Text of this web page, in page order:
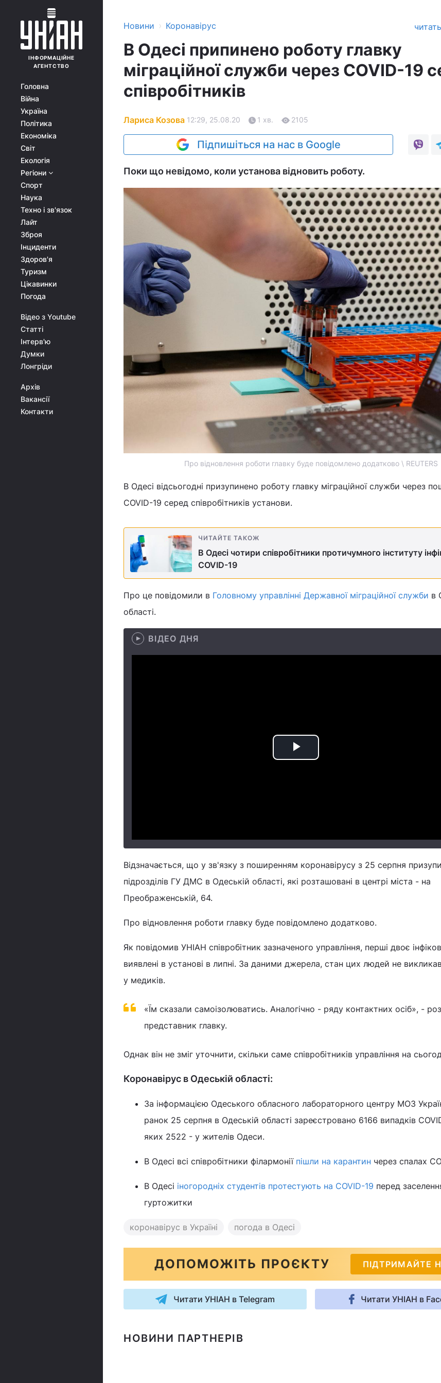
ІНФОРМАЦІЙНЕ
АГЕНТСТВО
Головна
Війна
Україна
Політика
Економіка
Світ
Екологія
Регіони
Спорт
Наука
Техно і зв'язок
Лайт
Зброя
Інциденти
Здоров'я
Туризм
Цікавинки
Погода
Відео з Youtube
Статті
Інтерв'ю
Думки
Лонгріди
Архів
Вакансії
Контакти
Новини › Коронавірус
В Одесі припинено роботу главку
міграційної служби через COVID-19
співробітників
Лариса Козова 12:29, 25.08.20 1 хв. 2105
Підпишіться на нас в Google
Поки що невідомо, коли установа відновить роботу.
Про відновлення роботи главку буде повідомлено додатково \ REUTERS
В Одесі відсьогодні призупинено роботу главку міграційної служби через
COVID-19 серед співробітників установи.
ЧИТАЙТЕ ТАКОЖ
В Одесі чотири співробітники протичумного інституту
COVID-19
Про це повідомили в Головному управлінні Державної міграційної служби в
області.
ВІДЕО ДНЯ
Play
Відзначається, що у зв'язку з поширенням коронавірусу з 25 серпня
підрозділів ГУ ДМС в Одеській області, які розташовані в центрі міста - на
Преображенській, 64.
Про відновлення роботи главку буде повідомлено додатково.
Як повідомив УНІАН співробітник зазначеного управління, перші двоє
виявлені в установі в липні. За даними джерела, стан цих людей не
у медиків.
«Їм сказали самоізолюватись. Аналогічно - ряду контактних осіб», -
представник главку.
Однак він не зміг уточнити, скільки саме співробітників управління на
Коронавірус в Одеській області:
За інформацією Одеського обласного лабораторного центру МОЗ
ранок 25 серпня в Одеській області зареєстровано 6166 випадків
яких 2522 - у жителів Одеси.
В Одесі всі співробітники філармонії пішли на карантин через спалах
В Одесі іногородніх студентів протестують на COVID-19 перед
гуртожитки
коронавірус в Україні погода в Одесі
ДОПОМОЖІТЬ ПРОЄКТУ ПІДТРИМАЙТЕ
Читати УНІАН в Telegram Читати УНІАН в
НОВИНИ ПАРТНЕРІВ